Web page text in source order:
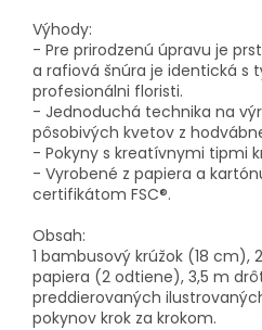
Výhody:
- Pre prirodzenú úpravu je
a rafiová šnúra je identická s
profesionálni floristi.
- Jednoduchá technika na
pôsobivých kvetov z
- Pokyny s kreatívnymi tipmi
- Vyrobené z papiera a
certifikátom FSC®.
Obsah:
1 bambusový krúžok (18 cm),
papiera (2 odtiene), 3,5 m
preddierovaných
pokynov krok za krokom.